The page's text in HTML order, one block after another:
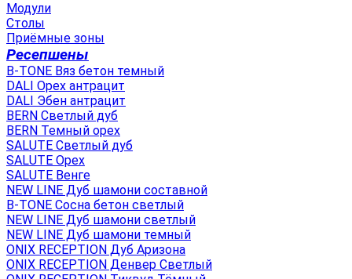
Модули
Столы
Приёмные зоны
Ресепшены
B-TONE Вяз бетон темный
DALI Орех антрацит
DALI Эбен антрацит
BERN Светлый дуб
BERN Темный орех
SALUTE Светлый дуб
SALUTE Орех
SALUTE Венге
NEW LINE Дуб шамони составной
B-TONE Сосна бетон светлый
NEW LINE Дуб шамони светлый
NEW LINE Дуб шамони темный
ONIX RECEPTION Дуб Аризона
ONIX RECEPTION Денвер Светлый